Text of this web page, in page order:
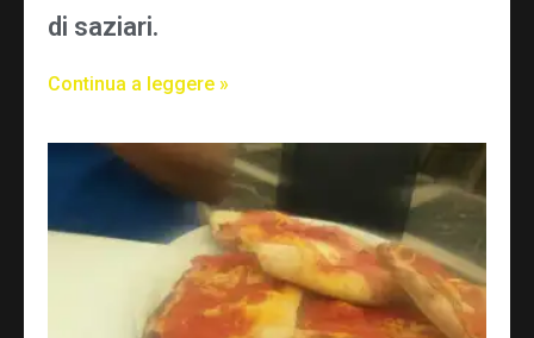
di saziari.
Continua a leggere »